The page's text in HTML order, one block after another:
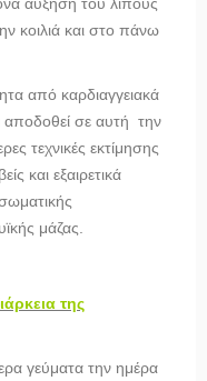
κοιλιά και στο πάνω
από καρδιαγγειακά
αποδοθεί σε αυτή την
τεχνικές εκτίμησης
και εξαιρετικά
μάζας.
της
γεύματα την ημέρα